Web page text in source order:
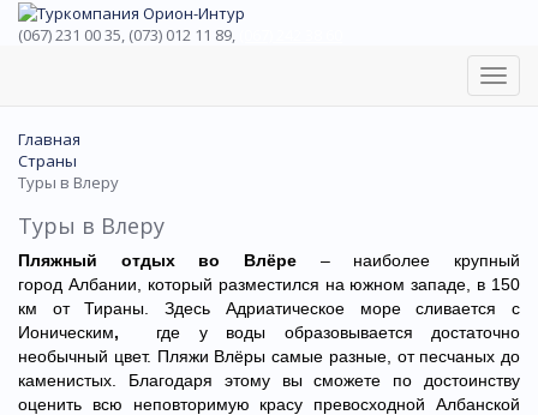
(067) 231 00 35, (073) 012 11 89,
Главная
Страны
Туры в Влеру
Туры в Влеру
Пляжный отдых во Влёре – наиболее крупный
город Албании, который разместился на южном западе, в 150
км от Тираны. Здесь Адриатическое море сливается с
Ионическим,
где у воды образовывается достаточно
необычный цвет. Пляжи Влёры самые разные, от песчаных до
каменистых. Благодаря этому вы сможете по достоинству
оценить всю неповторимую красу превосходной Албанской